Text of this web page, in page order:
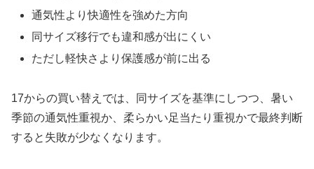
通気性より快適性を強めた方向
同サイズ移行でも違和感が出にくい
ただし軽快さより保護感が前に出る
17からの買い替えでは、同サイズを基準にしつつ、暑い
季節の通気性重視か、柔らかい足当たり重視かで最終判断
すると失敗が少なくなります。